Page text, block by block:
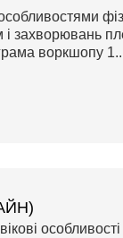
захворювань
воркшопу